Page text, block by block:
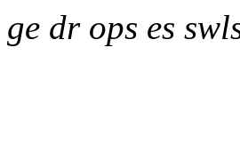
ge dr ops es